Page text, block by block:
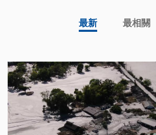
最新 最相關